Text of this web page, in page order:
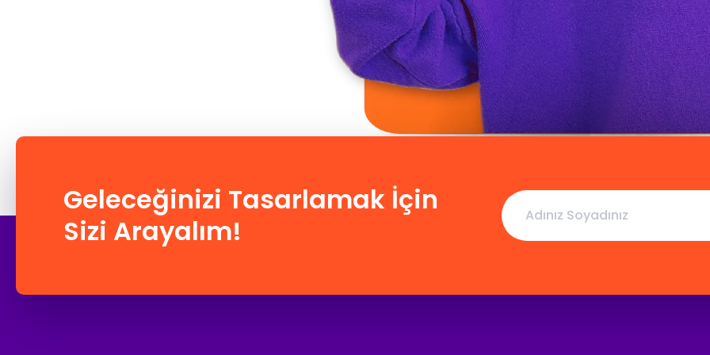
Geleceğinizi Tasarlamak İçin
Sizi Arayalım!